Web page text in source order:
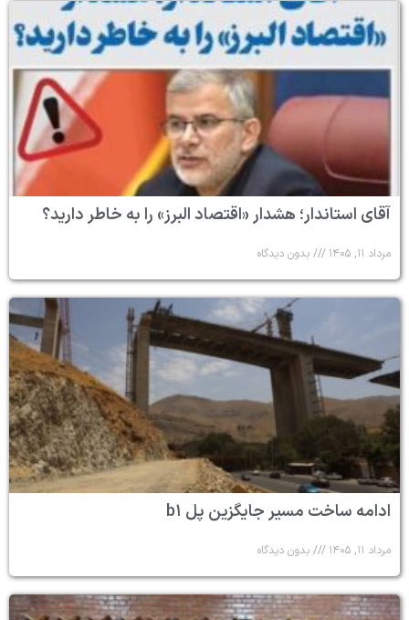
آقای استاندار؛ هشدار «اقتصاد البرز» را به خاطر دارید؟
مرداد ۱۱, ۱۴۰۵ بدون دیدگاه
ادامه ساخت مسیر جایگزین پل b۱
مرداد ۱۱, ۱۴۰۵ بدون دیدگاه